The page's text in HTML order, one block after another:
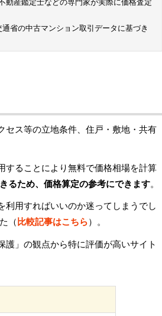
省の中古マンション取引データに基づき
セス等の立地条件、住戸・敷地・共有
することにより無料で価格相場を計算
るため、価格算定の参考にできます。
利用すればいいのか迷ってしまうでし
（比較記事はこちら）。
」の観点から特に評価が高いサイト